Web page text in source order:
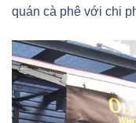
quán cà phê với chi